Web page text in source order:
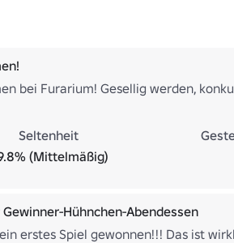
bei Furarium! Gesellig werden,
Seltenheit
(Mittelmäßig)
Hühnchen-Abendessen
erstes Spiel gewonnen!!! Das ist